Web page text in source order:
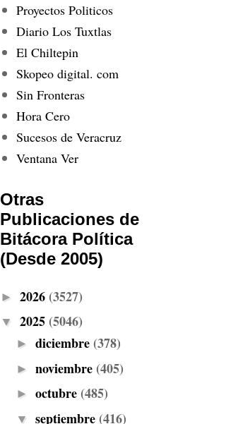
Proyectos Politicos
Diario Los Tuxtlas
El Chiltepin
Skopeo digital. com
Sin Fronteras
Hora Cero
Sucesos de Veracruz
Ventana Ver
Otras
Publicaciones de
Bitácora Política
(Desde 2005)
► 2026 (3527)
▼ 2025 (5046)
► diciembre (378)
► noviembre (405)
► octubre (485)
▼ septiembre (416)